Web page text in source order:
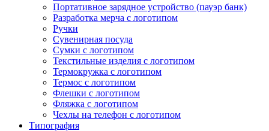
Портативное зарядное устройство (пауэр банк)
Разработка мерча с логотипом
Ручки
Сувенирная посуда
Сумки с логотипом
Текстильные изделия с логотипом
Термокружка с логотипом
Термос с логотипом
Флешки с логотипом
Фляжка с логотипом
Чехлы на телефон с логотипом
Типография